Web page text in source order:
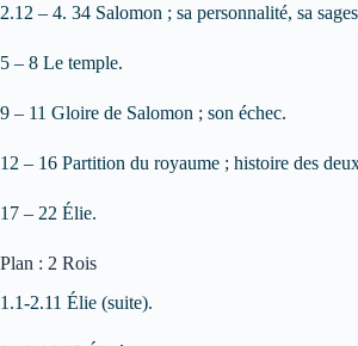
2.12 – 4. 34 Salomon ; sa personnalité, sa
5 – 8 Le temple.
9 – 11 Gloire de Salomon ; son échec.
12 – 16 Partition du royaume ; histoire des
17 – 22 Élie.
Plan : 2 Rois
1.1-2.11 Élie (suite).